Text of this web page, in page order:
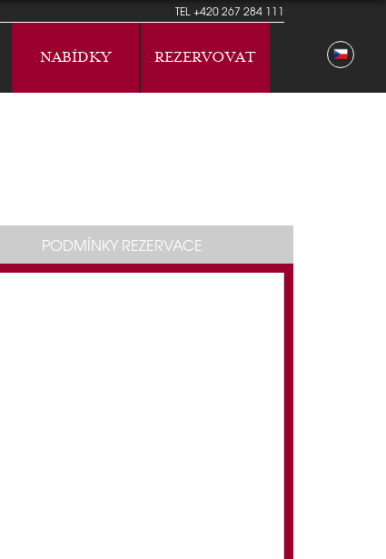
TEL+420 267 284 111
NABÍDKY REZERVOVAT
PODMÍNKY REZERVACE